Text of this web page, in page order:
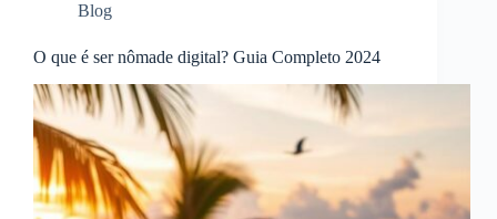
Blog
O que é ser nômade digital? Guia Completo 2024